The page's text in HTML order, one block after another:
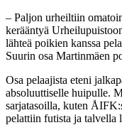
– Paljon urheiltiin
kerääntyä
lähteä poikien kanssa
Suurin osa Martinmäen
Osa pelaajista eteni
absoluuttiselle huipulle.
sarjatasoilla, kuten
pelattiin futista ja talvella